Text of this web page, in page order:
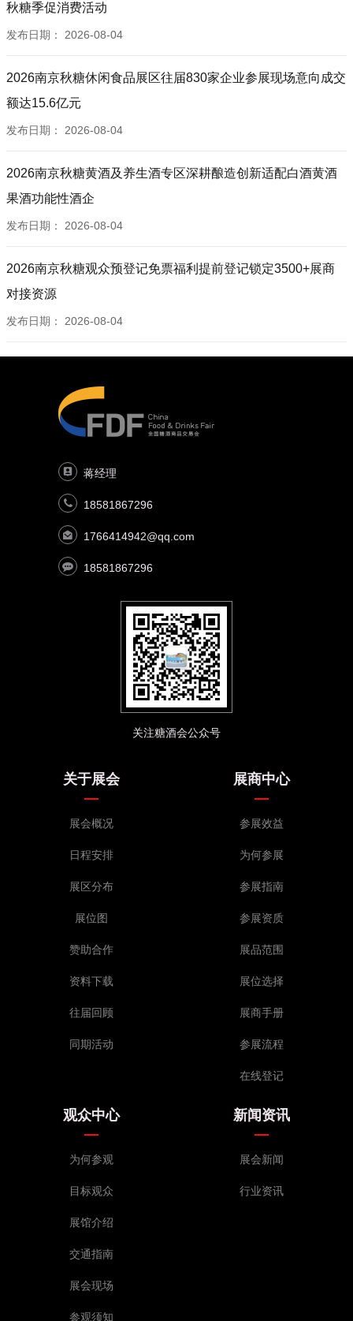
秋糖季促消费活动
发布日期： 2026-08-04
2026南京秋糖休闲食品展区往届830家企业参展现场意向成交
额达15.6亿元
发布日期： 2026-08-04
2026南京秋糖黄酒及养生酒专区深耕酿造创新适配白酒黄酒
果酒功能性酒企
发布日期： 2026-08-04
2026南京秋糖观众预登记免票福利提前登记锁定3500+展商
对接资源
发布日期： 2026-08-04
蒋经理
18581867296
1766414942@qq.com
18581867296
关注糖酒会公众号
关于展会
展会概况
日程安排
展区分布
展位图
赞助合作
资料下载
往届回顾
同期活动
展商中心
参展效益
为何参展
参展指南
参展资质
展品范围
展位选择
展商手册
参展流程
在线登记
观众中心
为何参观
目标观众
展馆介绍
交通指南
展会现场
参观须知
新闻资讯
展会新闻
行业资讯